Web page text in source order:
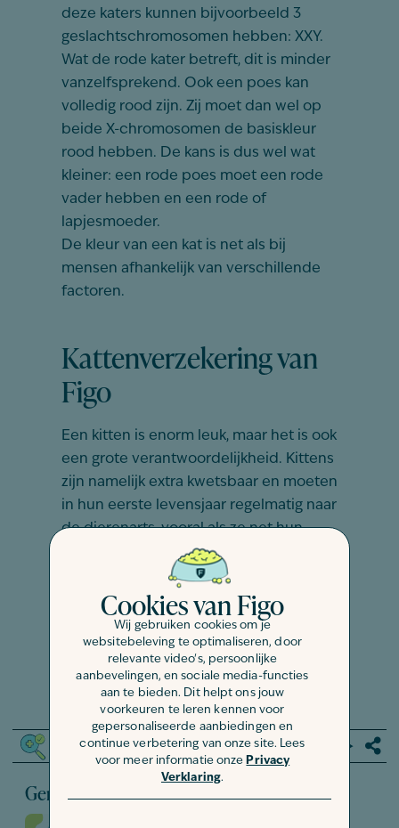
Cookies van Figo
Wij gebruiken cookies om je
websitebeleving te optimaliseren, door
relevante video's, persoonlijke
aanbevelingen, en sociale media-functies
aan te bieden. Dit helpt ons jouw
voorkeuren te leren kennen voor
gepersonaliseerde aanbiedingen en
continue verbetering van onze site. Lees
voor meer informatie onze Privacy
Verklaring.
deze katers kunnen bijvoorbeeld 3
geslachtschromosomen hebben: XXY.
Wat de rode kater betreft, dit is minder
vanzelfsprekend. Ook een poes kan
volledig rood zijn. Zij moet dan wel op
beide X-chromosomen de basiskleur
rood hebben. De kans is dus wel wat
kleiner: een rode poes moet een rode
vader hebben en een rode of
lapjesmoeder.
De kleur van een kat is net als bij
mensen afhankelijk van verschillende
factoren.
Kattenverzekering van
Figo
Een kitten is enorm leuk, maar het is ook
een grote verantwoordelijkheid. Kittens
zijn namelijk extra kwetsbaar en moeten
in hun eerste levensjaar regelmatig naar
de dierenarts, vooral als ze net hun
nestje verlaten. Door je
voorkom je onverwachte
dierenartskosten. Zo krijgt je beste
vriend de medische zorg die hij nodig
heeft en kom jij niet voor financiële
verrassingen te staan. Meer weten?
Bekijk onzekattenverzekering!
Gecheckt door eenhuisdierenspecialist
Gerelateerde berichten